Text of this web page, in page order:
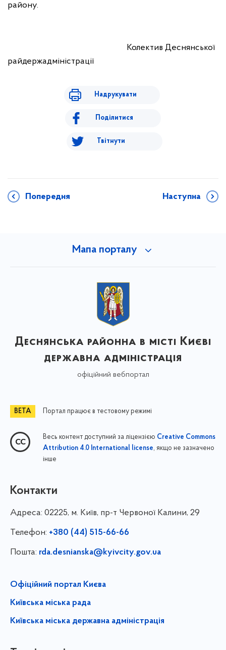
району.
Колектив Деснянської
райдержадміністрації
Надрукувати
Поділитися
Твітнути
Попередня Наступна
Мапа порталу
Деснянська районна в місті Києві
державна адміністрація
офіційний вебпортал
Портал працює в тестовому режимі
Весь контент доступний за ліцензією Creative Commons
Attribution 4.0 International license, якщо не зазначено
інше
Контакти
Адреса: 02225, м. Київ, пр-т Червоної Калини, 29
Телефон: +380 (44) 515-66-66
Пошта: rda.desnianska@kyivcity.gov.ua
Офіційний портал Києва
Київська міська рада
Київська міська державна адміністрація